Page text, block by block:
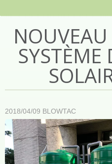
SYSTÈME
2018/04/09 BLOWTAC